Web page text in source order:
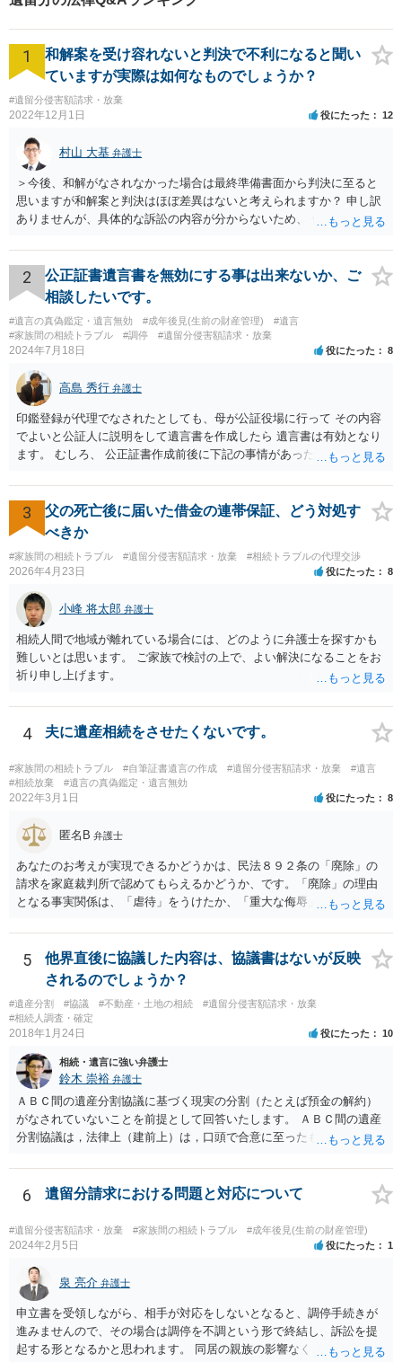
1
和解案を受け容れないと判決で不利になると聞い
ていますが実際は如何なものでしょうか？
#遺留分侵害額請求・放棄
2022年12月1日 役にたった 12
村山 大基 弁護士
＞今後、和解がなされなかった場合は最終準備書面から判決に至ると
思いますが和解案と判決はほぼ差異はないと考えられますか？ 申し訳
ありませんが、具体的な訴訟の内容が分からないため、 何とも回答が
わかっている代理人弁護士に聞くか、 訴訟資料を持って面談相談に行
ってみましょう。 その上で、一般論として回答するなら、和解案と判
決は（ケースによって程度の差はあっても）食い違うことが多いで
す。 金額は適当ですが、例えば判決で１００万円支払え、という結論
になりそうな場合、 そのまま１００万円を和解案として提示しても、
判決と変わらないなら払う側としてはあまり和解に応じようという気
のまま判決で１００万円支払いとなるより、７０万円でまとめた方が
マシ」ということで、 合意の可能性が出てきます。 応じるかどうか
は、判決になったらどうなりそうか、という点についての検討が不可
欠ですので、 初めに述べた通り、代理人と相談するか、資料を持って
面談相談に行ってみることをお勧めします。
2
公正証書遺言書を無効にする事は出来ないか、ご
相談したいです。
#遺言の真偽鑑定・遺言無効 #成年後見(生前の財産管理)
#遺言
#家族間の相続トラブル
#調停 #遺留分侵害額請求・放棄
2024年7月18日 役にたった 8
高島 秀行 弁護士
印鑑登録が代理でなされたとしても、母が公証役場に行って その内容
でよいと公証人に説明をして遺言書を作成したら 遺言書は有効となり
ます。 むしろ、 公正証書作成前後に下記の事情があったことが証明で
月に携帯が新しくなった母からの第一声は「ここにいたら殺される」
「面会に来てくれ」で、長男に聞くと「面会は出来ない。俺は携帯電
話の使い方を教える為に会っている」「母の話は聞かなくて良い」と
電話が切れました。その後の電話でも「食事に毒が入っている」「体
にチップが埋められている」等、おかしかったです。 当時の診療記
録、介護認定の資料、介護記録を取得して 弁護士に面談で相談された
方がよいと思います。
3
父の死亡後に届いた借金の連帯保証、どう対処す
べきか
#家族間の相続トラブル #遺留分侵害額請求・放棄 #相続トラブルの代理交渉
2026年4月23日 役にたった 8
小峰 将太郎 弁護士
相続人間で地域が離れている場合には、どのように弁護士を探すかも
難しいとは思います。 ご家族で検討の上で、よい解決になることをお
祈り申し上げます。
4 夫に遺産相続をさせたくないです。
#家族間の相続トラブル #自筆証書遺言の作成 #遺留分侵害額請求・放棄
#遺言
#相続放棄
#遺言の真偽鑑定・遺言無効
2022年3月1日 役にたった 8
匿名B 弁護士
あなたのお考えが実現できるかどうかは、民法８９２条の「廃除」の
請求を家庭裁判所で認めてもらえるかどうか、です。「廃除」の理由
となる事実関係は、「虐待」をうけたか、「重大な侮辱」を受けた
「廃除」は遺言でも可能です（民法８９３条）。 弁護士に具体的な事
情を話して相談して、「廃除」が可能か、実際に法律相談を受けるこ
とをお勧めします。
5
他界直後に協議した内容は、協議書はないが反映
されるのでしょうか？
#遺産分割 #協議 #不動産・土地の相続
#遺留分侵害額請求・放棄
#相続人調査・確定
2018年1月24日 役にたった 10
相続・遺言に強い弁護士
鈴木 崇裕 弁護士
ＡＢＣ間の遺産分割協議に基づく現実の分割（たとえば預金の解約）
がなされていないことを前提として回答いたします。 ＡＢＣ間の遺産
分割協議は，法律上（建前上）は，口頭で合意に至ったものであって
ん。 また，不動産の名義を移転するためには，遺産分割協議書への署
名捺印を得る必要があります。 したがって，残念ながら，「ＡＢＣ間
難と思われます。 「ＡＢＣ間の遺産分割協議は未了のまま，ＡとＢが
死亡し，二次相続が発生した」という前提に基づいて協議を進める必
議の内容を前提とした主張をすることが最も有利ですが，ＡＢの相続
人は応じない姿勢を示していることから，実現は困難だと思います。
主張としては維持しつつも，現実的な解決方法（遺産分割協議の落と
しどころ）としては，譲歩することを甘受しなければならないかもし
れません。
6 遺留分請求における問題と対応について
#遺留分侵害額請求・放棄 #家族間の相続トラブル #成年後見(生前の財産管理)
2024年2月5日 役にたった 1
泉 亮介 弁護士
申立書を受領しながら、相手が対応をしないとなると、調停手続きが
進みませんので、その場合は調停を不調という形で終結し、訴訟を提
起する形となるかと思われます。 同居の親族の影響なく、というのは